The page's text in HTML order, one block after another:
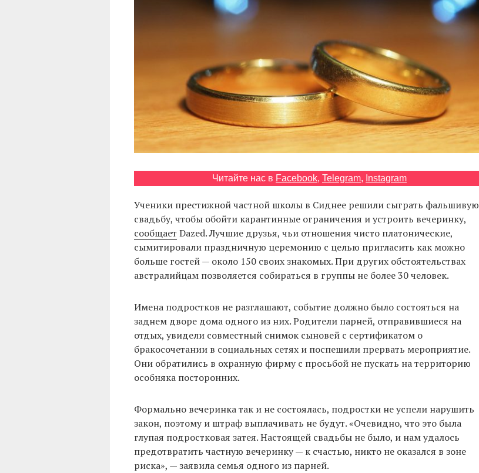
Читайте нас в Facebook, Telegram, Instagram
Ученики престижной частной школы в Сиднее решили сыграть фальшивую
свадьбу, чтобы обойти карантинные ограничения и устроить вечеринку,
сообщает Dazed. Лучшие друзья, чьи отношения чисто платонические,
сымитировали праздничную церемонию с целью пригласить как можно
больше гостей — около 150 своих знакомых. При других обстоятельствах
австралийцам позволяется собираться в группы не более 30 человек.
Имена подростков не разглашают, событие должно было состояться на
заднем дворе дома одного из них. Родители парней, отправившиеся на
отдых, увидели совместный снимок сыновей с сертификатом о
бракосочетании в социальных сетях и поспешили прервать мероприятие.
Они обратились в охранную фирму с просьбой не пускать на территорию
особняка посторонних.
Формально вечеринка так и не состоялась, подростки не успели нарушить
закон, поэтому и штраф выплачивать не будут. «Очевидно, что это была
глупая подростковая затея. Настоящей свадьбы не было, и нам удалось
предотвратить частную вечеринку — к счастью, никто не оказался в зоне
риска», — заявила семья одного из парней.